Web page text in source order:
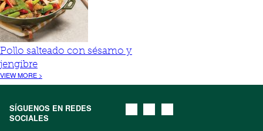
Pollo salteado con sésamo y
jengibre
VIEW MORE >
SÍGUENOS EN REDES
SOCIALES